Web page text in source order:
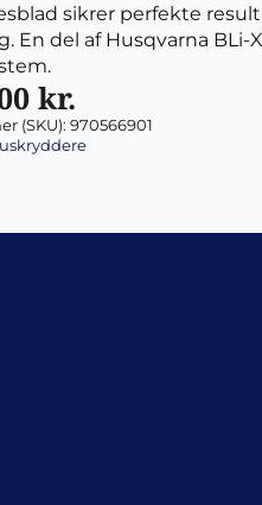
sikrer perfekte
En del af Husqvarna BLi-
kr.
(SKU): 970566901